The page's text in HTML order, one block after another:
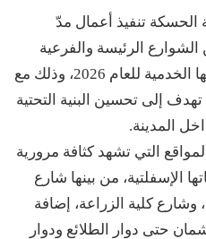
تنفيذ أعمال مدّ
الرئيسة والفرعية
والدوارات الحيوية، ضمن خطتها الخدمية للعام 2026، وذلك مع
إلى تحسين البنية التحتية
المدينة.
التي تشهد كثافة مرورية
الإسفلتية، من بينها شارع
كلية الزراعة، إضافة
حتى دوار الطلائع ودوار